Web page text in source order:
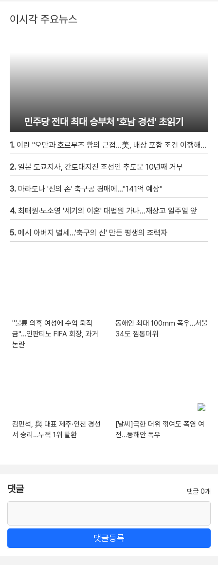
이시각 주요뉴스
민주당 전대 최대 승부처 '호남 경선' 초읽기
1. 이란 "오만과 호르무즈 합의 근접…美, 배상 포함 조건 이행해야"
2. 일본 도쿄지사, 간토대지진 조선인 추도문 10년째 거부
3. 마라도나 '신의 손' 축구공 경매에…"141억 예상"
4. 최태원·노소영 '세기의 이혼' 대법원 가나…재상고 일주일 앞
5. 메시 아버지 별세…'축구의 신' 만든 평생의 조력자
"불륜 의혹 여성에 수억 퇴직
금"…인판티노 FIFA 회장, 과거
논란
동해안 최대 100mm 폭우…서울
34도 찜통더위
김민석, 與 대표 제주·인천 경선
서 승리…누적 1위 탈환
[날씨]극한 더위 꺾여도 폭염 여
전…동해안 폭우
댓글 댓글 0개
댓글등록